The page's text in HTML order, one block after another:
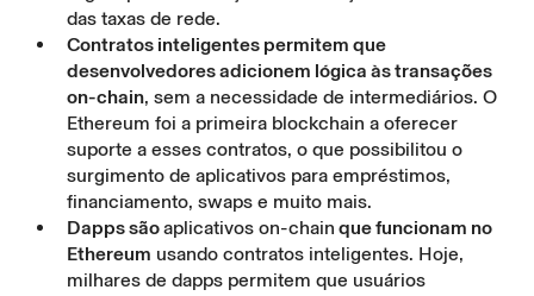
das taxas de rede.
Contratos inteligentes permitem que
desenvolvedores adicionem lógica às transações
on-chain, sem a necessidade de intermediários. O
Ethereum foi a primeira blockchain a oferecer
suporte a esses contratos, o que possibilitou o
surgimento de aplicativos para empréstimos,
financiamento, swaps e muito mais.
Dapps sãoaplicativos on-chain que funcionam no
Ethereum usando contratos inteligentes. Hoje,
milhares de dapps permitem que usuários